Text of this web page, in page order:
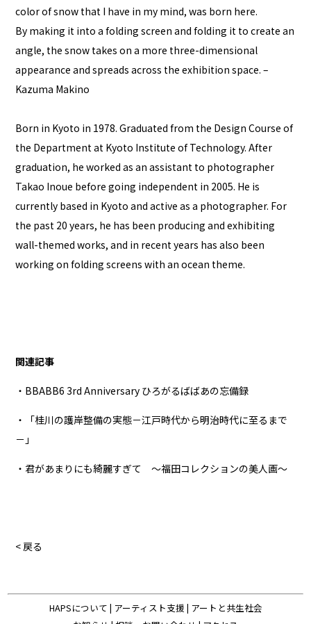
color of snow that I have in my mind, was born here.
By making it into a folding screen and folding it to create an
angle, the snow takes on a more three-dimensional
appearance and spreads across the exhibition space. –
Kazuma Makino
Born in Kyoto in 1978. Graduated from the Design Course of
the Department at Kyoto Institute of Technology. After
graduation, he worked as an assistant to photographer
Takao Inoue before going independent in 2005. He is
currently based in Kyoto and active as a photographer. For
the past 20 years, he has been producing and exhibiting
wall-themed works, and in recent years has also been
working on folding screens with an ocean theme.
関連記事
・BBABB6 3rd Anniversary ひろがるばばあの忘備録
・「桂川の護岸整備の実態－江戸時代から明治時代に至るまで
－」
・君があまりにも綺麗すぎて ～福田コレクションの美人画～
< 戻る
HAPSについて | アーティスト支援 | アートと共生社会